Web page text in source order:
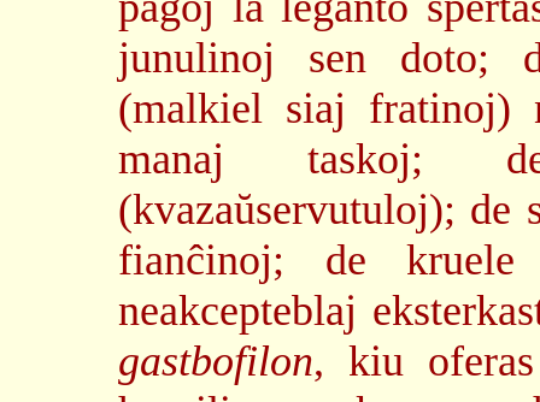
junulinoj sen doto;
(malkiel siaj fratinoj)
manaj taskoj;
(kvazaŭservutuloj); de
fianĉinoj; de
neakcepteblaj
gastbofilon, kiu oferas